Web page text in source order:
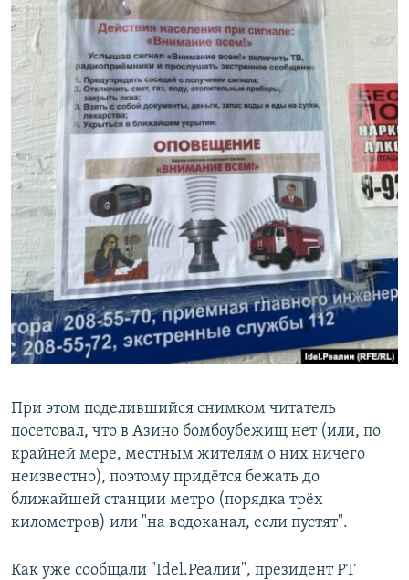
При этом поделившийся снимком читатель
посетовал, что в Азино бомбоубежищ нет (или, по
крайней мере, местным жителям о них ничего
неизвестно), поэтому придётся бежать до
ближайшей станции метро (порядка трёх
километров) или "на водоканал, если пустят".
Как уже сообщали "Idel.Реалии", президент РТ